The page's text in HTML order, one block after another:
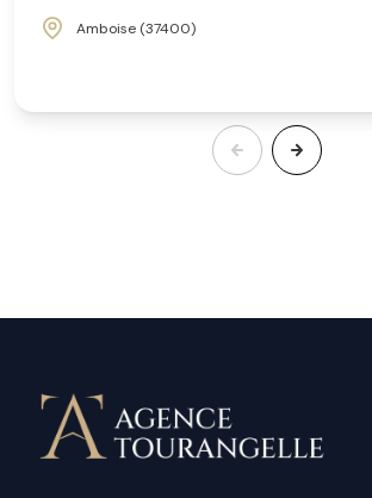
Amboise (37400)